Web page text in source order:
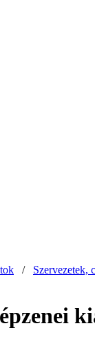
/
Szervezetek,